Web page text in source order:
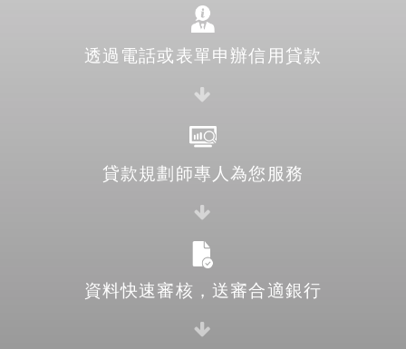
透過電話或表單申辦信用貸款
貸款規劃師專人為您服務
資料快速審核，送審合適銀行